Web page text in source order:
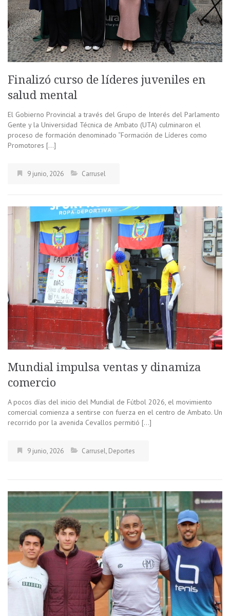
Finalizó curso de líderes juveniles en
salud mental
El Gobierno Provincial a través del Grupo de Interés del Parlamento
Gente y la Universidad Técnica de Ambato (UTA) culminaron el
proceso de formación denominado “Formación de Líderes como
Promotores […]
9 junio, 2026 Carrusel
Mundial impulsa ventas y dinamiza
comercio
A pocos días del inicio del Mundial de Fútbol 2026, el movimiento
comercial comienza a sentirse con fuerza en el centro de Ambato. Un
recorrido por la avenida Cevallos permitió […]
9 junio, 2026 Carrusel, Deportes